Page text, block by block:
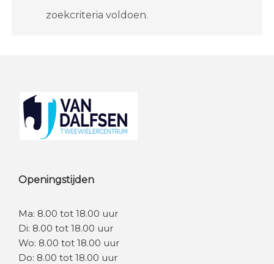
zoekcriteria voldoen.
Footer
Openingstijden
Ma: 8.00 tot 18.00 uur
Di: 8.00 tot 18.00 uur
Wo: 8.00 tot 18.00 uur
Do: 8.00 tot 18.00 uur